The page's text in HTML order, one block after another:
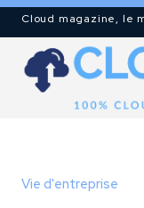
Cloud magazine, le
Vie d'entreprise